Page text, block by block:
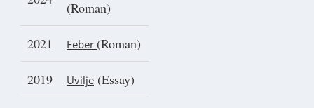
(Roman)
2021 Feber (Roman)
2019 Uvilje (Essay)